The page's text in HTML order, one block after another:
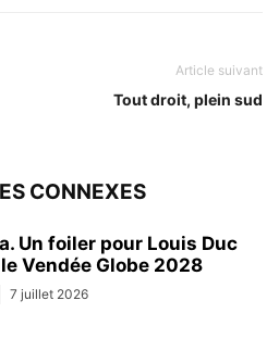
Article suivant
Tout droit, plein sud
CONNEXES
Un foiler pour Louis Duc
Vendée Globe 2028
7 juillet 2026